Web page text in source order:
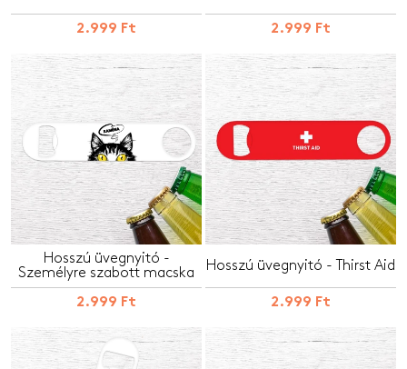
2.999 Ft 2.999 Ft
Hosszú üvegnyitó -
Személyre szabott macska
2.999 Ft
Hosszú üvegnyitó - Thirst Aid
2.999 Ft